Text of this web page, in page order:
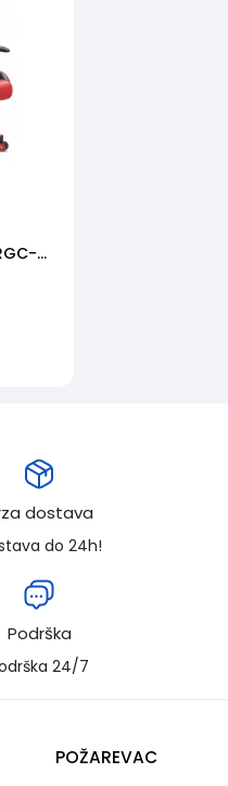
dostava
do 24h!
Podrška
24/7
POŽAREVAC